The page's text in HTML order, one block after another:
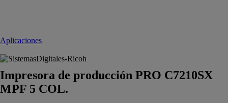
Aplicaciones
Impresora de producción PRO C7210SX
MPF 5 COL.